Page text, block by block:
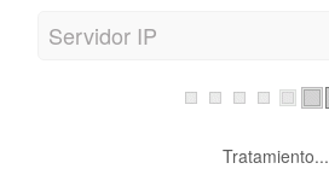
Servidor IP
Tratamiento...